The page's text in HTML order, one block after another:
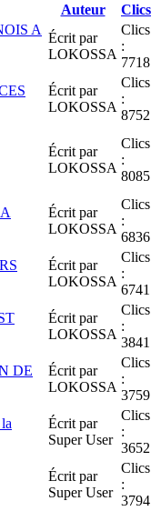
Auteur
Clics
A
Écrit par
LOKOSSA
Clics
:
7718
Écrit par
LOKOSSA
Clics
:
8752
Écrit par
LOKOSSA
Clics
:
8085
Écrit par
LOKOSSA
Clics
:
6836
Écrit par
LOKOSSA
Clics
:
6741
Écrit par
LOKOSSA
Clics
:
3841
DE
Écrit par
LOKOSSA
Clics
:
3759
Écrit par
Super User
Clics
:
3652
Écrit par
Super User
Clics
:
3794